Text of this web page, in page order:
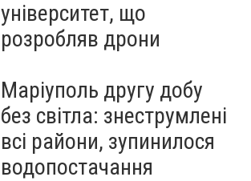
університет, що
розробляв дрони
Маріуполь другу добу
без світла: знеструмлені
всі райони, зупинилося
водопостачання